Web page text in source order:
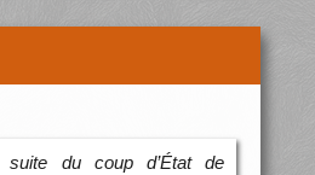
du coup d’État de